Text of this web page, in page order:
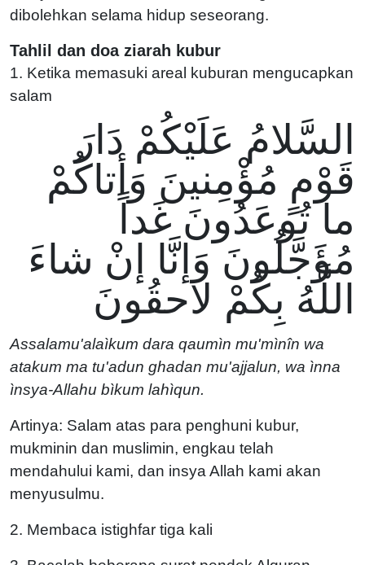
dibolehkan selama hidup seseorang.
Tahlil dan doa ziarah kubur
1. Ketika memasuki areal kuburan mengucapkan
salam
السَّلامُ عَلَيْكُمْ دَارَ
قَوْمٍ مُؤْمِنينَ وَأتاكُمْ
ما تُوعَدُونَ غَداً
مُؤَجَّلُونَ وَإنَّا إنْ شاءَ
اللَّهُ بِكُمْ لاحقُونَ
Assalamu'alaìkum dara qaumìn mu'mìnîn wa
atakum ma tu'adun ghadan mu'ajjalun, wa ìnna
ìnsya-Allahu bìkum lahìqun.
Artinya: Salam atas para penghuni kubur,
mukminin dan muslimin, engkau telah
mendahului kami, dan insya Allah kami akan
menyusulmu.
2. Membaca istighfar tiga kali